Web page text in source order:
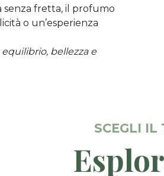
senza fretta, il profumo
o un’esperienza
bellezza e
SCEGLI IL